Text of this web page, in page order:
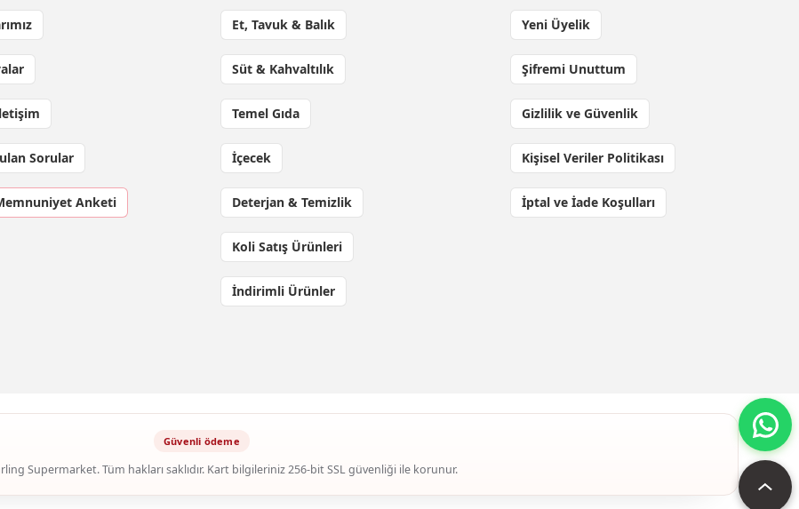
Sorular
Anketi
Et, Tavuk & Balık
Süt & Kahvaltılık
Temel Gıda
İçecek
Deterjan & Temizlik
Koli Satış Ürünleri
İndirimli Ürünler
Yeni Üyelik
Şifremi Unuttum
Gizlilik ve Güvenlik
Kişisel Veriler Politikası
İptal ve İade Koşulları
Supermarket. Tüm hakları saklıdır. Kart bilgileriniz 256-bit SSL güvenliği ile korunur.